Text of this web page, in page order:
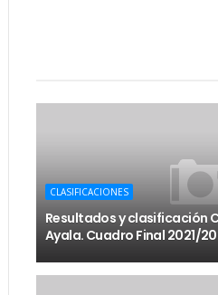
CLASIFICACIONES
Resultados y clasificación
Ayala. Cuadro Final 2021/